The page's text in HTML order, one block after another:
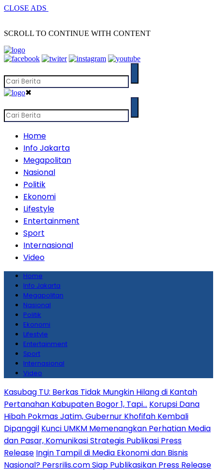
CLOSE ADS
SCROLL TO CONTINUE WITH CONTENT
✖
Home
Info Jakarta
Megapolitan
Nasional
Politik
Ekonomi
Lifestyle
Entertainment
Sport
Internasional
Video
Home
Info Jakarta
Megapolitan
Nasional
Politik
Ekonomi
Lifestyle
Entertainment
Sport
Internasional
Video
Kasubag TU: Berkas Tidak Mungkin Hilang di Kantah
Pertanahan Kabupaten Bogor 1, Tapi… Korupsi Dana
Hibah Pokmas Jatim, Gubernur Khofifah Kembali
Dipanggil Kunci UMKM Memenangkan Perhatian Media
dan Pasar, Komunikasi Strategis Publikasi Press
Release Ingin Tampil di Media Ekonomi dan Bisnis
Nasional? Persrilis.com Siap Publikasikan Press Release